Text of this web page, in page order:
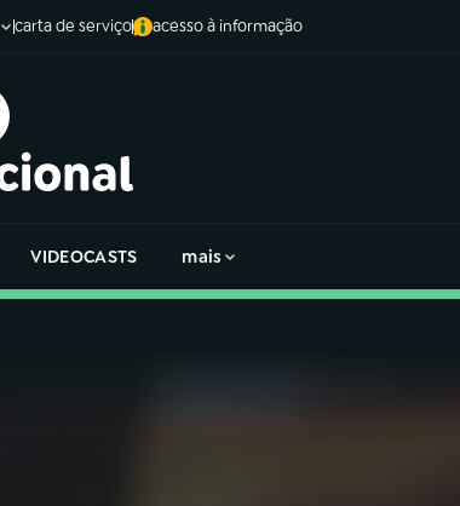
carta de serviço acesso à informação
VIDEOCASTS mais